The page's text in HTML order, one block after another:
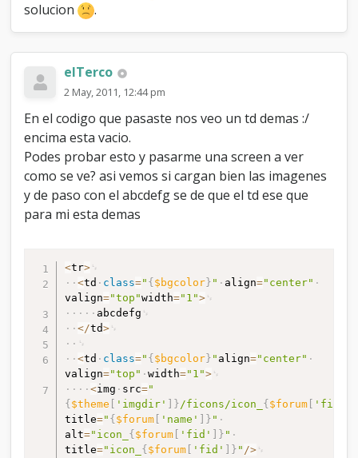
</td>
<td class="{$bgcolor}" valign="top"
align="center" style="white-space:
nowrap">{$posts}
{$unapproved['unapproved_posts']}
</td>
<td class="{$bgcolor}" valign="top"
nowrap">{$lastpost}</td>
</tr>
solucion
.
elTerco
2 May, 2011, 12:44 pm
En el codigo que pasaste nos veo un td demas :/
encima esta vacio.
Podes probar esto y pasarme una screen a ver
como se ve? asi vemos si cargan bien las imagenes
y de paso con el abcdefg se de que el td ese que
para mi esta demas
<tr>
<td class=" { $bgcolor} " align="center"
valign="top"width="1">
abcdefg
</td>
<td class=" { $bgcolor} " align="center"
valign="top" width="1">
<img src="
{ $theme 'imgdir' } /ficons/icon_ { $forum[ 'fid'
title=" { $forum[ 'name' } "
alt="icon_ { $forum[ 'fid' } "
title="icon_ { $forum[ 'fid' } " />